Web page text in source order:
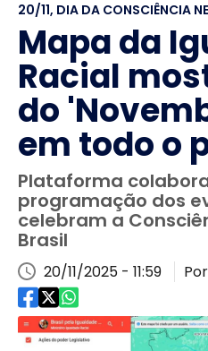
20/11, DIA DA CONSCIÊNCIA
Mapa da
Racial
do
em todo o
Plataforma
programação dos
celebram a
Brasil
20/11/2025 - 11:59